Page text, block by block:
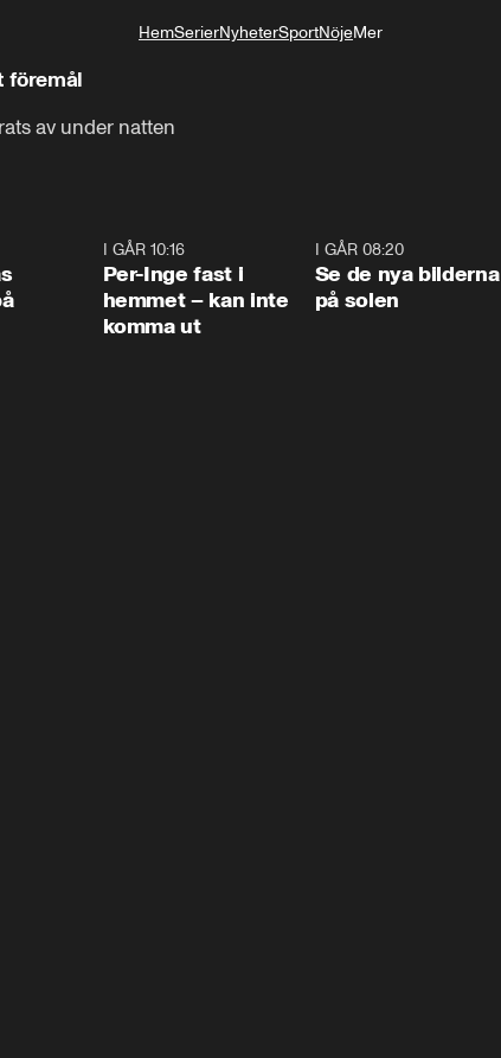
HemSerierNyheterSportNöjeMer
föremål
av under natten
I GÅR 10:16
Per-Inge fast i
hemmet – kan inte
komma ut
I GÅR 08:20
Se de nya bilderna
på solen